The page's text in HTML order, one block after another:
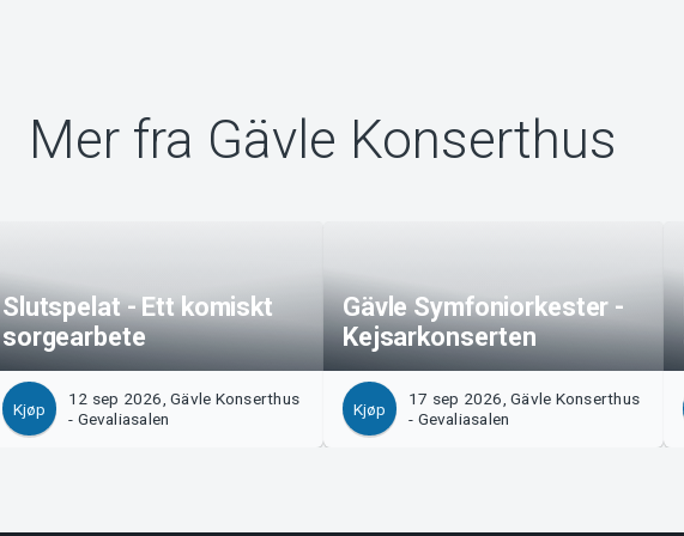
Mer fra Gävle Konserthus
Slutspelat - Ett komiskt
sorgearbete
Kjøp
12 sep 2026, Gävle Konserthus
- Gevaliasalen
Gävle Symfoniorkester -
Kejsarkonserten
Kjøp
17 sep 2026, Gävle Konserthus
- Gevaliasalen